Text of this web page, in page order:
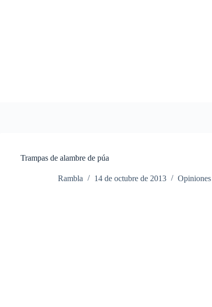
Trampas de alambre de púa
Rambla 14 de octubre de 2013 Opiniones